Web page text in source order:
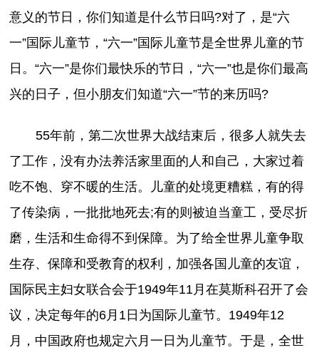
意义的节日，你们知道是什么节日吗?对了，是“六
一”国际儿童节，“六一”国际儿童节是全世界儿童的节
日。“六一”是你们最快乐的节日，“六一”也是你们最高
兴的日子，但小朋友们知道“六一”节的来历吗?
55年前，第二次世界大战结束后，很多人就失去
了工作，没有办法养活家里面的人和自己，大家过着
吃不饱、穿不暖的生活。儿童的处境更糟糕，有的得
了传染病，一批批地死去;有的则被迫当童工，受尽折
磨，生活和生命得不到保障。为了给全世界儿童争取
生存、保障和受教育的权利，加强各国儿童的友谊，
国际民主妇女联合会于1949年11月在莫斯科召开了会
议，决定每年的6月1日为国际儿童节。1949年12
月，中国政府也规定六月一日为儿童节。于是，全世